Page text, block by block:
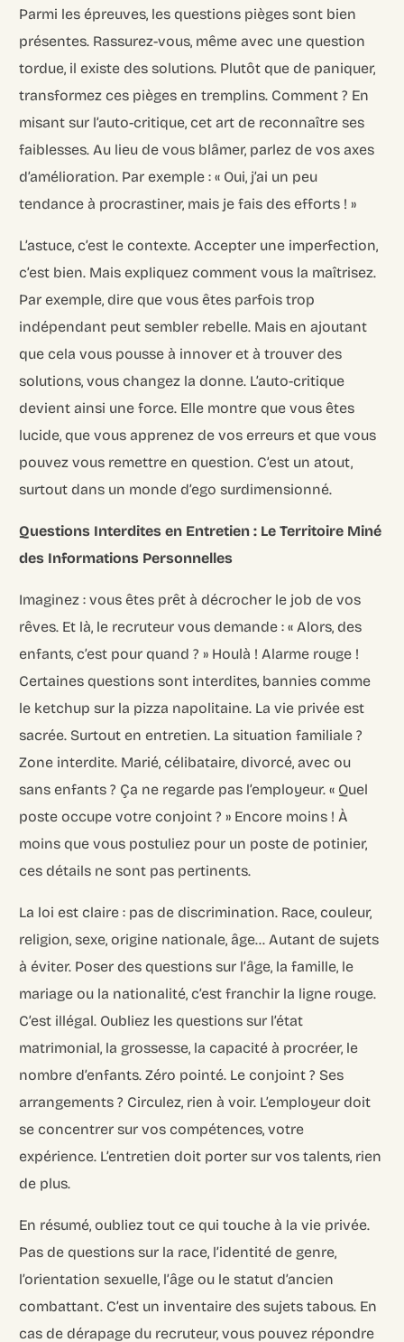
Parmi les épreuves, les questions pièges sont bien
présentes. Rassurez-vous, même avec une question
tordue, il existe des solutions. Plutôt que de paniquer,
transformez ces pièges en tremplins. Comment ? En
misant sur l’auto-critique, cet art de reconnaître ses
faiblesses. Au lieu de vous blâmer, parlez de vos axes
d’amélioration. Par exemple : « Oui, j’ai un peu
tendance à procrastiner, mais je fais des efforts ! »
L’astuce, c’est le contexte. Accepter une imperfection,
c’est bien. Mais expliquez comment vous la maîtrisez.
Par exemple, dire que vous êtes parfois trop
indépendant peut sembler rebelle. Mais en ajoutant
que cela vous pousse à innover et à trouver des
solutions, vous changez la donne. L’auto-critique
devient ainsi une force. Elle montre que vous êtes
lucide, que vous apprenez de vos erreurs et que vous
pouvez vous remettre en question. C’est un atout,
surtout dans un monde d’ego surdimensionné.
Questions Interdites en Entretien : Le Territoire Miné
des Informations Personnelles
Imaginez : vous êtes prêt à décrocher le job de vos
rêves. Et là, le recruteur vous demande : « Alors, des
enfants, c’est pour quand ? » Houlà ! Alarme rouge !
Certaines questions sont interdites, bannies comme
le ketchup sur la pizza napolitaine. La vie privée est
sacrée. Surtout en entretien. La situation familiale ?
Zone interdite. Marié, célibataire, divorcé, avec ou
sans enfants ? Ça ne regarde pas l’employeur. « Quel
poste occupe votre conjoint ? » Encore moins ! À
moins que vous postuliez pour un poste de potinier,
ces détails ne sont pas pertinents.
La loi est claire : pas de discrimination. Race, couleur,
religion, sexe, origine nationale, âge… Autant de sujets
à éviter. Poser des questions sur l’âge, la famille, le
mariage ou la nationalité, c’est franchir la ligne rouge.
C’est illégal. Oubliez les questions sur l’état
matrimonial, la grossesse, la capacité à procréer, le
nombre d’enfants. Zéro pointé. Le conjoint ? Ses
arrangements ? Circulez, rien à voir. L’employeur doit
se concentrer sur vos compétences, votre
expérience. L’entretien doit porter sur vos talents, rien
de plus.
En résumé, oubliez tout ce qui touche à la vie privée.
Pas de questions sur la race, l’identité de genre,
l’orientation sexuelle, l’âge ou le statut d’ancien
combattant. C’est un inventaire des sujets tabous. En
cas de dérapage du recruteur, vous pouvez répondre